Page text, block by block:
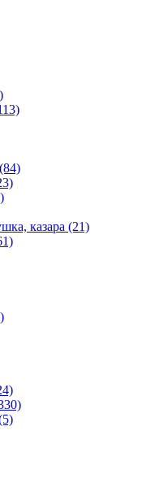
казара (21)